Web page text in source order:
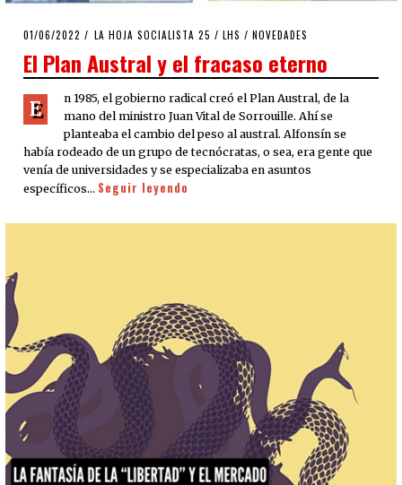
POSTED
01/06/2022 02/06/2022
LA HOJA SOCIALISTA 25 / LHS / NOVEDADES
El Plan Austral y el fracaso eterno
E
n 1985, el gobierno radical creó el Plan Austral, de la
mano del ministro Juan Vital de Sorrouille. Ahí se
planteaba el cambio del peso al austral. Alfonsín se
había rodeado de un grupo de tecnócratas, o sea, era gente que
venía de universidades y se especializaba en asuntos
específicos… Seguir leyendo